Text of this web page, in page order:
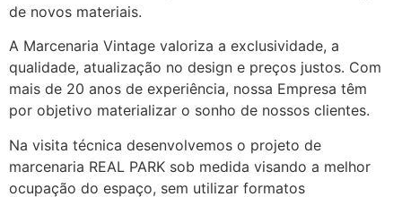
de novos materiais.
A Marcenaria Vintage valoriza a exclusividade, a
qualidade, atualização no design e preços justos. Com
mais de 20 anos de experiência, nossa Empresa têm
por objetivo materializar o sonho de nossos clientes.
Na visita técnica desenvolvemos o projeto de
marcenaria REAL PARK sob medida visando a melhor
ocupação do espaço, sem utilizar formatos